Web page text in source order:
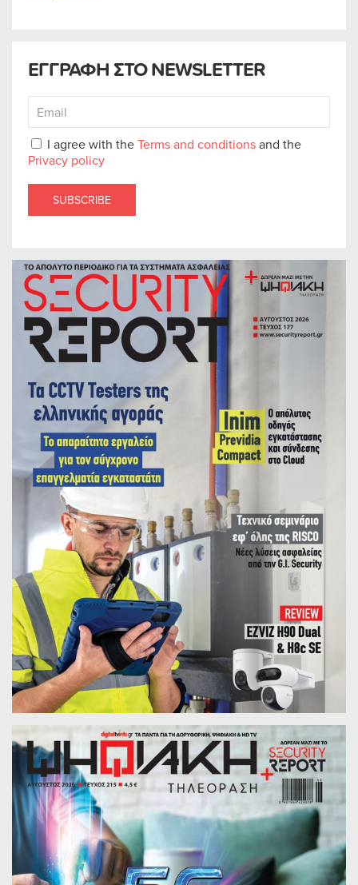
ΕΓΓΡΑΦΗ ΣΤΟ NEWSLETTER
I agree with theTerms and conditionsand the
Privacy policy
SUBSCRIBE